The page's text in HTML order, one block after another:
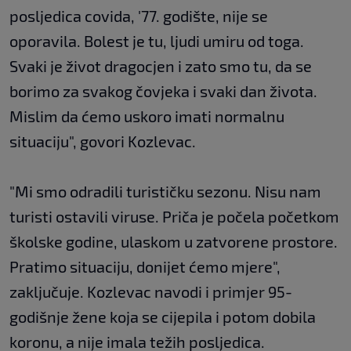
posljedica covida, '77. godište, nije se
oporavila. Bolest je tu, ljudi umiru od toga.
Svaki je život dragocjen i zato smo tu, da se
borimo za svakog čovjeka i svaki dan života.
Mislim da ćemo uskoro imati normalnu
situaciju", govori Kozlevac.
"Mi smo odradili turističku sezonu. Nisu nam
turisti ostavili viruse. Priča je počela početkom
školske godine, ulaskom u zatvorene prostore.
Pratimo situaciju, donijet ćemo mjere",
zaključuje. Kozlevac navodi i primjer 95-
godišnje žene koja se cijepila i potom dobila
koronu, a nije imala težih posljedica.